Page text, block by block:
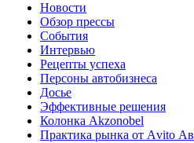
Новости
Обзор прессы
События
Интервью
Рецепты успеха
Персоны автобизнеса
Досье
Эффективные решения
Колонка Akzonobel
Практика рынка от Аvito